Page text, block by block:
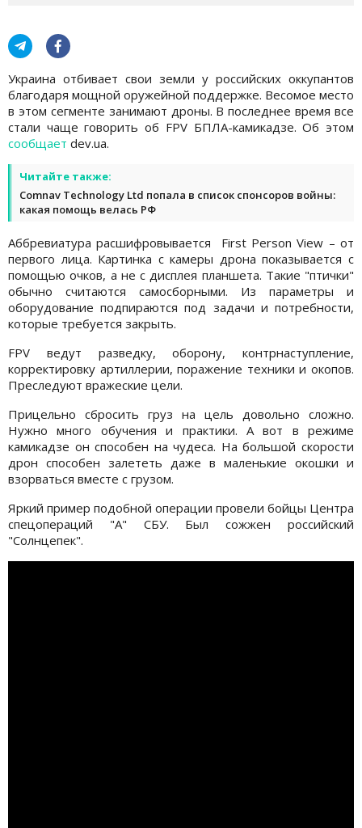
Украина отбивает свои земли у российских оккупантов
благодаря мощной оружейной поддержке. Весомое место
в этом сегменте занимают дроны. В последнее время все
стали чаще говорить об FPV БПЛА-камикадзе. Об этом
сообщает dev.ua.
Читайте также:
Comnav Technology Ltd попала в список спонсоров войны:
какая помощь велась РФ
Аббревиатура расшифровывается First Person View – от
первого лица. Картинка с камеры дрона показывается с
помощью очков, а не с дисплея планшета. Такие "птички"
обычно считаются самосборными. Из параметры и
оборудование подпираются под задачи и потребности,
которые требуется закрыть.
FPV ведут разведку, оборону, контрнаступление,
корректировку артиллерии, поражение техники и окопов.
Преследуют вражеские цели.
Прицельно сбросить груз на цель довольно сложно.
Нужно много обучения и практики. А вот в режиме
камикадзе он способен на чудеса. На большой скорости
дрон способен залететь даже в маленькие окошки и
взорваться вместе с грузом.
Яркий пример подобной операции провели бойцы Центра
спецопераций "А" СБУ. Был сожжен российский
"Солнцепек".